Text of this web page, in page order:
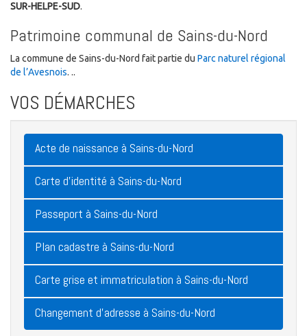
SUR-HELPE-SUD.
Patrimoine communal de Sains-du-Nord
La commune de Sains-du-Nord fait partie du Parc naturel régional
de l’Avesnois. ..
VOS DÉMARCHES
Acte de naissance à Sains-du-Nord
Carte d'identité à Sains-du-Nord
Passeport à Sains-du-Nord
Plan cadastre à Sains-du-Nord
Carte grise et immatriculation à Sains-du-Nord
Changement d'adresse à Sains-du-Nord